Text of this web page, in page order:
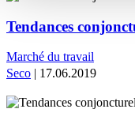
Tendances
Marché du travail
Seco | 17.06.2019